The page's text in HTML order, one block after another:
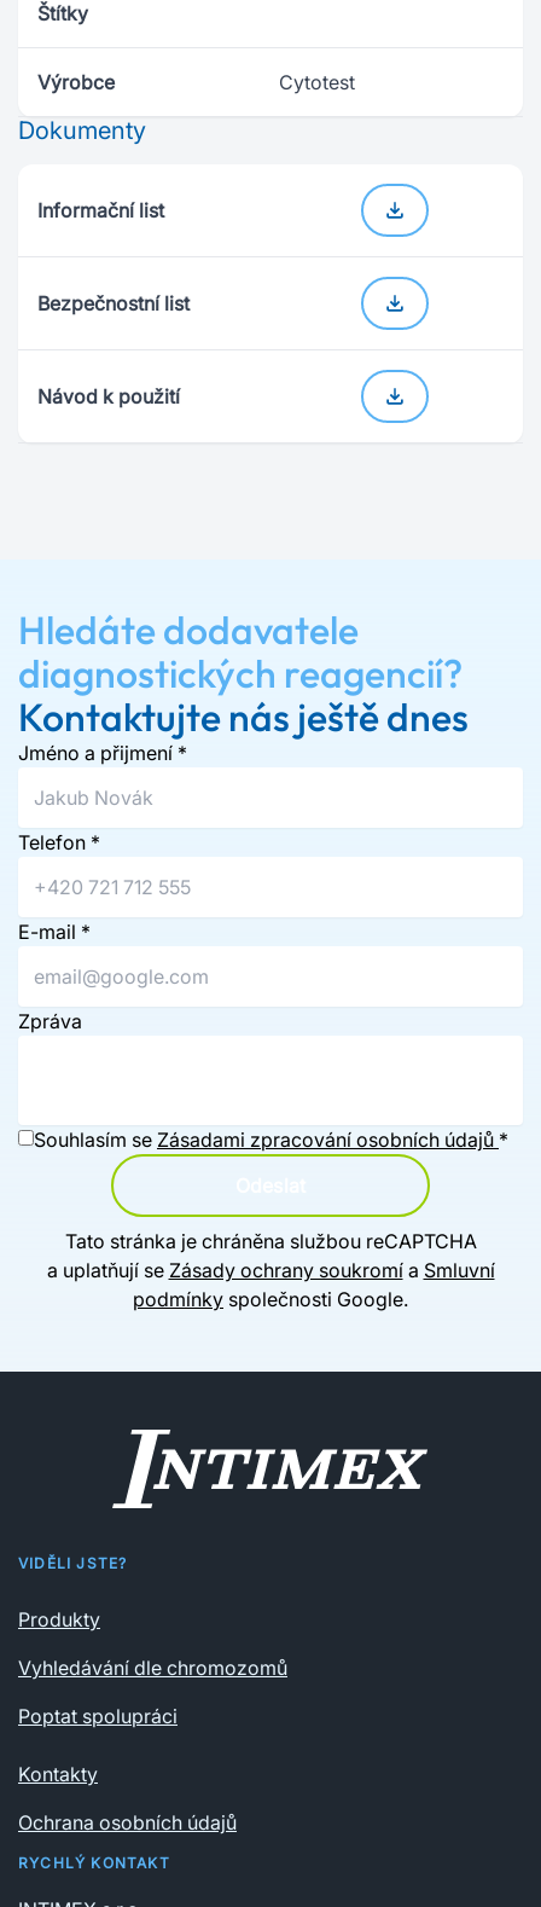
Štítky
Výrobce Cytotest
Dokumenty
Informační list
Bezpečnostní list
Návod k použití
Hledáte dodavatele
diagnostických reagencií?
Kontaktujte nás ještě dnes
Jméno a přijmení *
Telefon *
E-mail *
Zpráva
Souhlasím se Zásadami zpracování osobních údajů *
Tato stránka je chráněna službou reCAPTCHA
a uplatňují se Zásady ochrany soukromía Smluvní
podmínky společnosti Google.
VIDĚLI JSTE?
Produkty
Vyhledávání dle chromozomů
Poptat spolupráci
Kontakty
Ochrana osobních údajů
RYCHLÝ KONTAKT